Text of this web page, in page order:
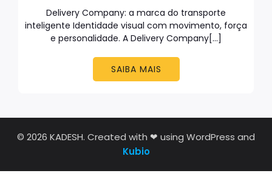
Delivery Company: a marca do transporte
inteligente Identidade visual com movimento, força
e personalidade. A Delivery Company[…]
SAIBA MAIS
© 2026 KADESH. Created with ❤ using WordPress and
Kubio